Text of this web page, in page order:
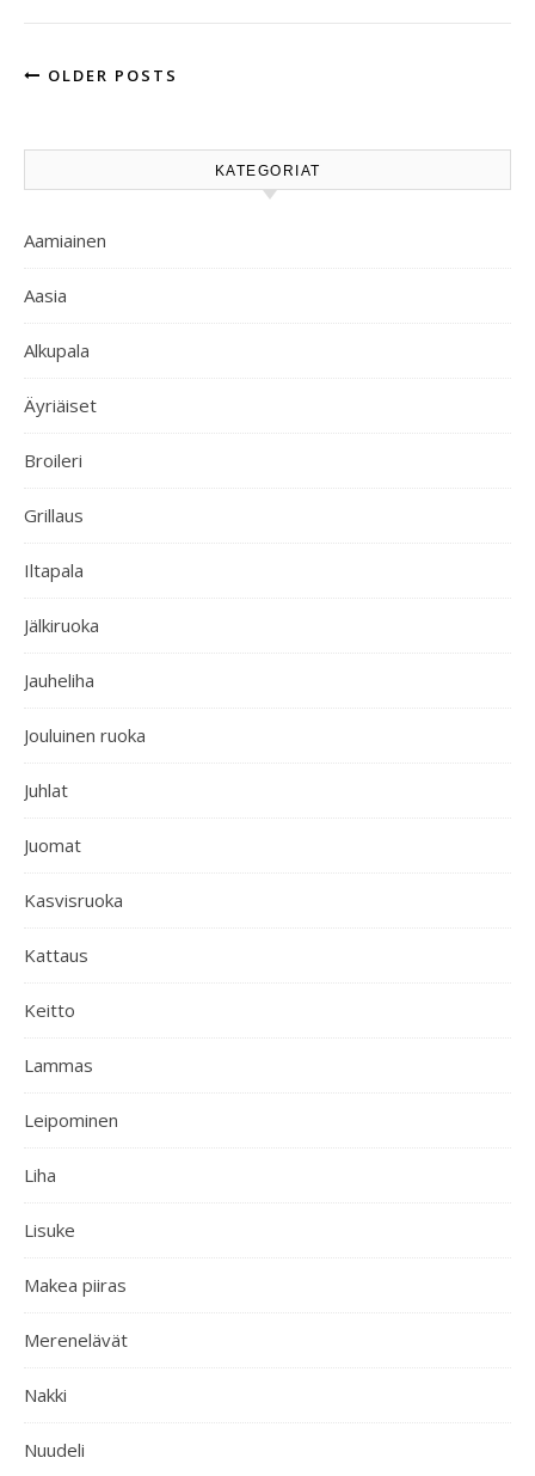
OLDER POSTS
KATEGORIAT
Aamiainen
Aasia
Alkupala
Äyriäiset
Broileri
Grillaus
Iltapala
Jälkiruoka
Jauheliha
Jouluinen ruoka
Juhlat
Juomat
Kasvisruoka
Kattaus
Keitto
Lammas
Leipominen
Liha
Lisuke
Makea piiras
Merenelävät
Nakki
Nuudeli